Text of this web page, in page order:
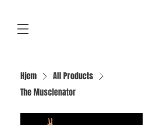
Hjem
All Products
The Musclenator